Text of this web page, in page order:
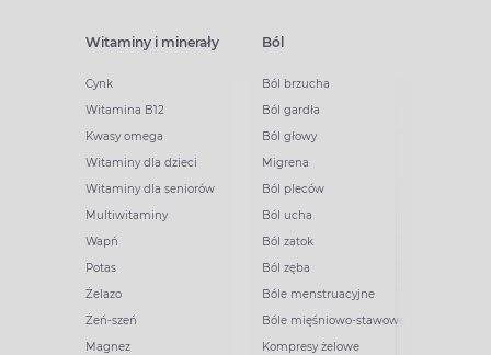
Witaminy i minerały
Cynk
Witamina B12
Kwasy omega
Witaminy dla dzieci
Witaminy dla seniorów
Multiwitaminy
Wapń
Potas
Żelazo
Żeń-szeń
Magnez
Ból
Ból brzucha
Ból gardła
Ból głowy
Migrena
Ból pleców
Ból ucha
Ból zatok
Ból zęba
Bóle menstruacyjne
Bóle mięśniowo-stawowe
Kompresy żelowe